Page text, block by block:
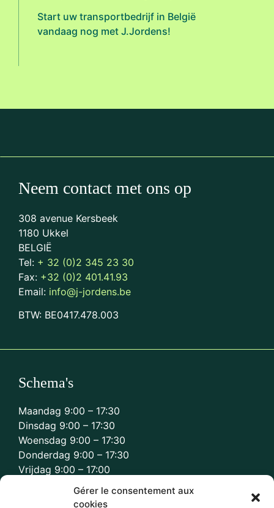
Gérer le consentement aux
cookies
Start uw transportbedrijf in België
vandaag nog met J.Jordens!
Neem contact met ons op
308 avenue Kersbeek
1180 Ukkel
BELGIË
Tel: + 32 (0)2 345 23 30
Fax: +32 (0)2 401.41.93
Email: info@j-jordens.be
BTW: BE0417.478.003
Schema's
Maandag 9:00 – 17:30
Dinsdag 9:00 – 17:30
Woensdag 9:00 – 17:30
Donderdag 9:00 – 17:30
Vrijdag 9:00 – 17:00